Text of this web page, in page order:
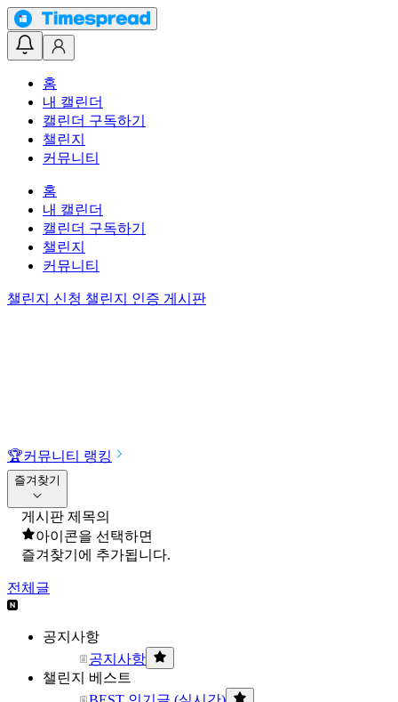
홈
내 캘린더
캘린더 구독하기
챌린지
커뮤니티
홈
내 캘린더
캘린더 구독하기
챌린지
커뮤니티
챌린지 신청 챌린지 인증 게시판
🏆커뮤니티 랭킹
즐겨찾기
게시판 제목의
아이콘을 선택하면
즐겨찾기에 추가됩니다.
전체글
공지사항
공지사항
챌린지 베스트